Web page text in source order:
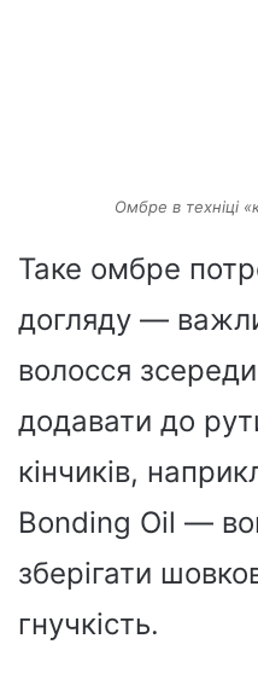
Омбре в техніці
Таке омбре
догляду —
волосся
додавати до
кінчиків,
Bonding Oil —
зберігати
гнучкість.